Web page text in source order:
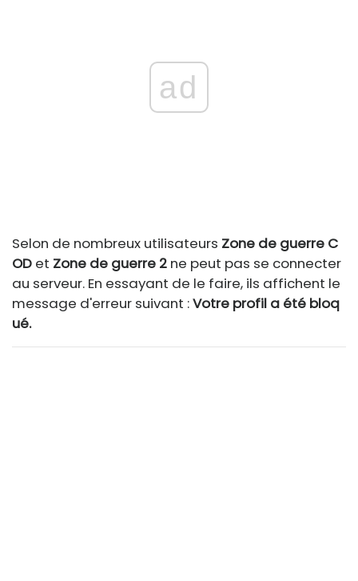
ad
Selon de nombreux utilisateurs Zone de guerre C
OD et Zone de guerre 2 ne peut pas se connecter
au serveur. En essayant de le faire, ils affichent le
message d'erreur suivant :Votre profil a été bloq
ué.